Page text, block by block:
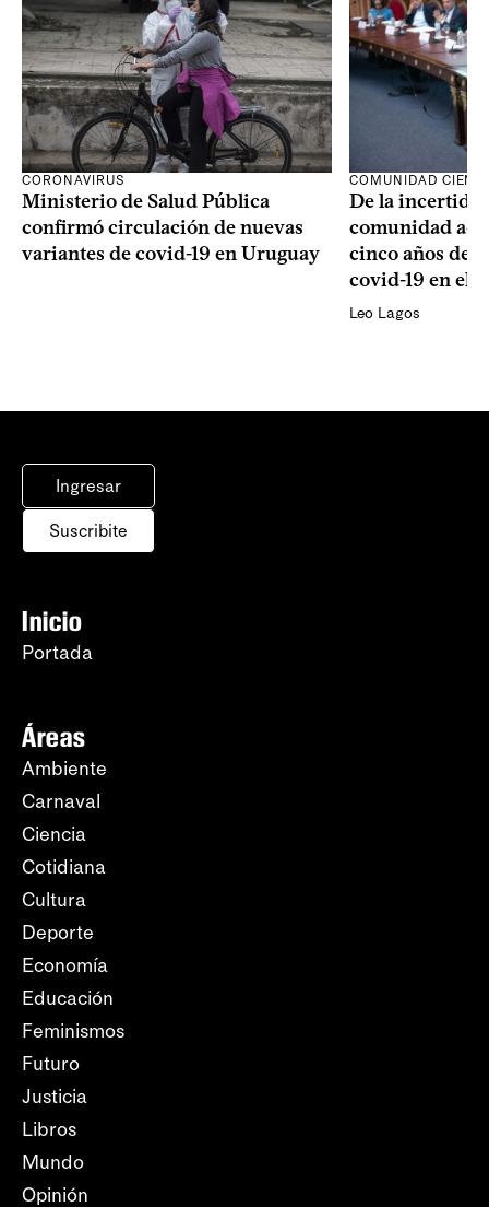
CORONAVIRUS
Ministerio de Salud Pública
confirmó circulación de nuevas
variantes de covid-19 en Uruguay
COMUNIDAD
De la
comunidad
cinco años de
covid-19 en el
Leo Lagos
Ingresar
Suscribite
Inicio
Portada
Áreas
Ambiente
Carnaval
Ciencia
Cotidiana
Cultura
Deporte
Economía
Educación
Feminismos
Futuro
Justicia
Libros
Mundo
Opinión